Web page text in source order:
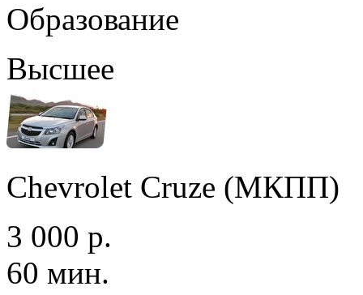
Образование
Высшее
Chevrolet Cruze (МКПП)
3 000 р.
60 мин.